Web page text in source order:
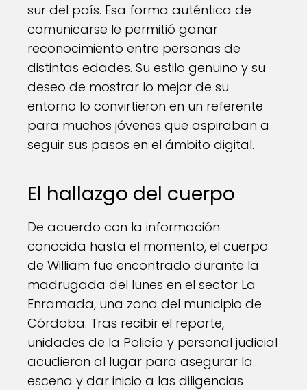
sur del país. Esa forma auténtica de
comunicarse le permitió ganar
reconocimiento entre personas de
distintas edades. Su estilo genuino y su
deseo de mostrar lo mejor de su
entorno lo convirtieron en un referente
para muchos jóvenes que aspiraban a
seguir sus pasos en el ámbito digital.
El hallazgo del cuerpo
De acuerdo con la información
conocida hasta el momento, el cuerpo
de William fue encontrado durante la
madrugada del lunes en el sector La
Enramada, una zona del municipio de
Córdoba. Tras recibir el reporte,
unidades de la Policía y personal judicial
acudieron al lugar para asegurar la
escena y dar inicio a las diligencias